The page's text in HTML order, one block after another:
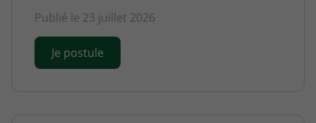
Publié le 23 juillet 2026
Je postule